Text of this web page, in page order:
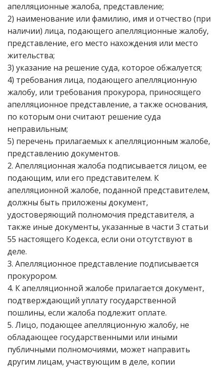
апелляционные жалоба, представление;
2) наименование или фамилию, имя и отчество (при
наличии) лица, подающего апелляционные жалобу,
представление, его место нахождения или место
жительства;
3) указание на решение суда, которое обжалуется;
4) требования лица, подающего апелляционную
жалобу, или требования прокурора, приносящего
апелляционное представление, а также основания,
по которым они считают решение суда
неправильным;
5) перечень прилагаемых к апелляционным жалобе,
представлению документов.
2. Апелляционная жалоба подписывается лицом, ее
подающим, или его представителем. К
апелляционной жалобе, поданной представителем,
должны быть приложены документ,
удостоверяющий полномочия представителя, а
также иные документы, указанные в части 3 статьи
55 настоящего Кодекса, если они отсутствуют в
деле.
3. Апелляционное представление подписывается
прокурором.
4. К апелляционной жалобе прилагается документ,
подтверждающий уплату государственной
пошлины, если жалоба подлежит оплате.
5. Лицо, подающее апелляционную жалобу, не
обладающее государственными или иными
публичными полномочиями, может направить
другим лицам, участвующим в деле, копии